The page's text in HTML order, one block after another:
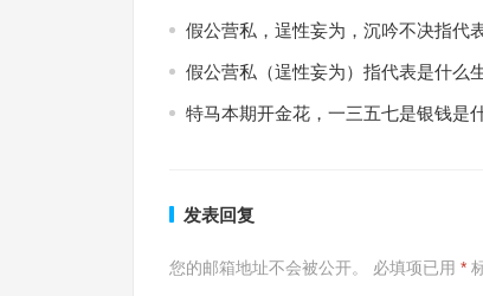
假公营私，逞性妄为，沉吟不决指代
假公营私（逞性妄为）指代表是什么
特马本期开金花，一三五七是银钱是
发表回复
您的邮箱地址不会被公开。 必填项已用 *